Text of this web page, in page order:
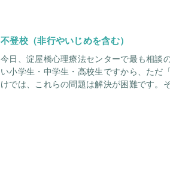
不登校（非行やいじめを含む）
今日、淀屋橋心理療法センターで最も相談
い小学生・中学生・高校生ですから、ただ
けでは、これらの問題は解決が困難です。そ